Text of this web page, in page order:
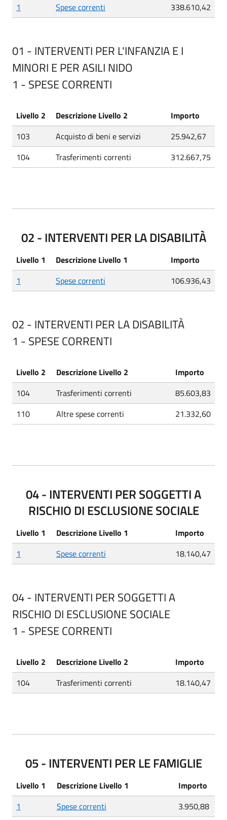
1
Spese correnti 338.610,42
01 - INTERVENTI PER L'INFANZIA E I
MINORI E PER ASILI NIDO
1 - SPESE CORRENTI
Livello 2 Descrizione Livello 2
Importo
103
Acquisto di beni e servizi
25.942,67
104
Trasferimenti correnti 312.667,75
02 - INTERVENTI PER LA DISABILITÀ
Livello 1 Descrizione Livello 1
Importo
1
Spese correnti 106.936,43
02 - INTERVENTI PER LA DISABILITÀ
1 - SPESE CORRENTI
Livello 2 Descrizione Livello 2
Importo
104
Trasferimenti correnti
85.603,83
110
Altre spese correnti 21.332,60
04 - INTERVENTI PER SOGGETTI A
RISCHIO DI ESCLUSIONE SOCIALE
Livello 1 Descrizione Livello 1
Importo
1
Spese correnti 18.140,47
04 - INTERVENTI PER SOGGETTI A
RISCHIO DI ESCLUSIONE SOCIALE
1 - SPESE CORRENTI
Livello 2 Descrizione Livello 2
Importo
104
Trasferimenti correnti 18.140,47
05 - INTERVENTI PER LE FAMIGLIE
Livello 1 Descrizione Livello 1
Importo
1
Spese correnti 3.950,88